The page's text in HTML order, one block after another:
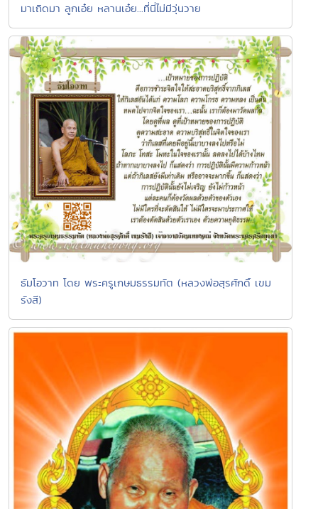
มาเถิดมา ลูกเอ๋ย หลานเอ๋ย...ที่นี่ไม่มีวุ่นวาย
ธัมโอวาท โดย พระครูเกษมธรรมทัต (หลวงพ่อสุรศักดิ์ เขม
รังสี)